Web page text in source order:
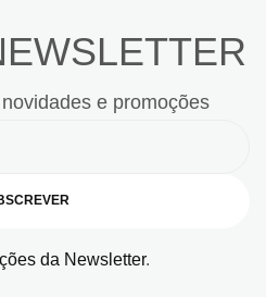
e promoções
da Newsletter.